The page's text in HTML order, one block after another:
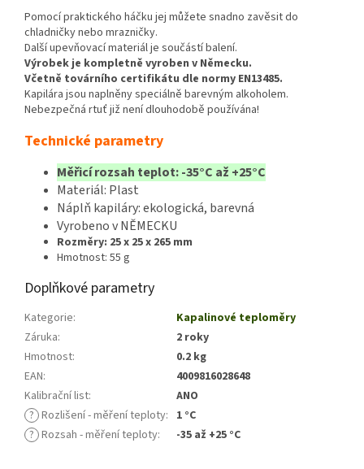
Pomocí praktického háčku jej můžete snadno zavěsit do
chladničky nebo mrazničky.
Další upevňovací materiál je součástí balení.
Výrobek je kompletně vyroben v Německu.
Včetně továrního certifikátu dle normy EN13485.
Kapilára jsou naplněny speciálně barevným alkoholem.
Nebezpečná rtuť již není dlouhodobě používána!
Technické parametry
Měřicí rozsah teplot: -35°C až +25°C
Materiál: Plast
Náplň kapiláry: ekologická, barevná
Vyrobeno v NĚMECKU
Rozměry: 25 x 25 x 265 mm
Hmotnost: 55 g
Doplňkové parametry
Kategorie:
Kapalinové teploměry
Záruka:
2 roky
Hmotnost:
0.2 kg
EAN:
4009816028648
Kalibrační list:
ANO
? Rozlišení - měření teploty: 1 °C
? Rozsah - měření teploty: -35 až +25 °C